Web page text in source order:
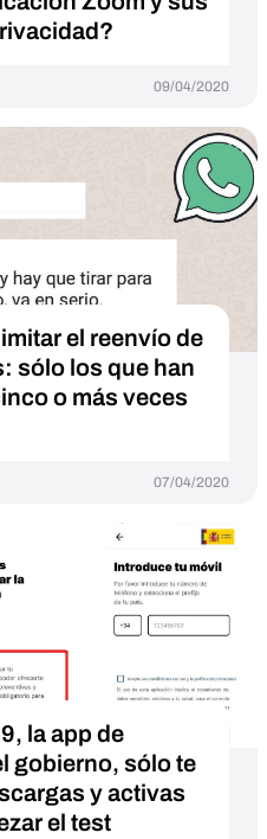
09/04/2020
el reenvío de
sólo los que han
o más veces
07/04/2020
la app de
gobierno, sólo te
y activas
el test